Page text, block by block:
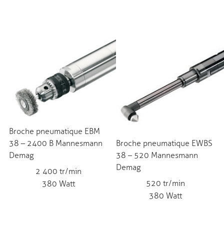
Broche pneumatique EBM
38 – 2400 B Mannesmann
Demag
2 400 tr/min
380 Watt
Broche pneumatique EWBS
38 – 520 Mannesmann
Demag
520 tr/min
380 Watt